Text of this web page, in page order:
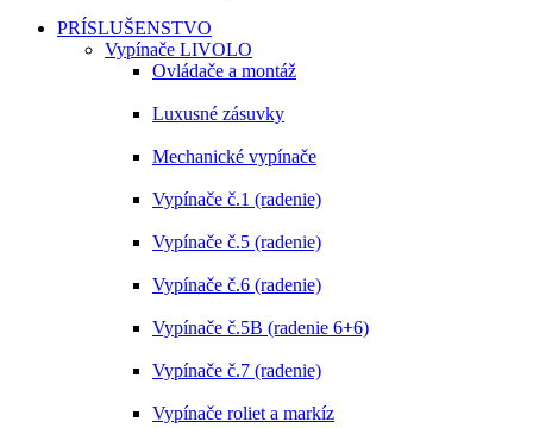
PRÍSLUŠENSTVO
Vypínače LIVOLO
Ovládače a montáž
Luxusné zásuvky
Mechanické vypínače
Vypínače č.1 (radenie)
Vypínače č.5 (radenie)
Vypínače č.6 (radenie)
Vypínače č.5B (radenie 6+6)
Vypínače č.7 (radenie)
Vypínače roliet a markíz